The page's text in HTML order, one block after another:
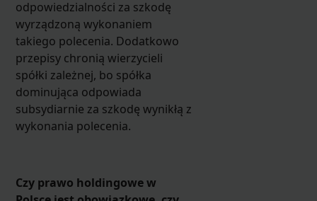
odpowiedzialności za szkodę
wyrządzoną wykonaniem
takiego polecenia. Dodatkowo
przepisy chronią wierzycieli
spółki zależnej, bo spółka
dominująca odpowiada
subsydiarnie za szkodę wynikłą z
wykonania polecenia.
Czy prawo holdingowe w